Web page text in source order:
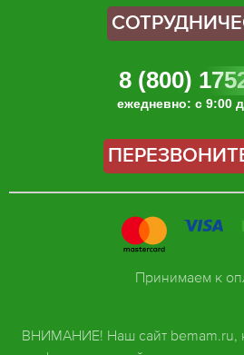
8 (800)
ежедневно: с 9:00
ВНИМАНИЕ! Наш сайт bemam.ru,
Принимаем к